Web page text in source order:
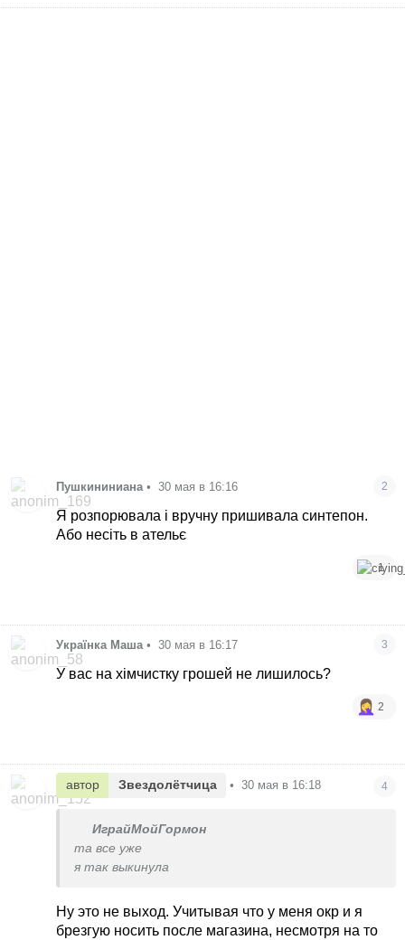
Пушкининиана • 30 мая в 16:16 2
Я розпорювала і вручну пришивала синтепон.
Або несіть в ательє
1
Українка Маша • 30 мая в 16:17 3
У вас на хімчистку грошей не лишилось?
2
автор Звездолётчица • 30 мая в 16:18 4
ИграйМойГормон
та все уже
я так выкинула
Ну это не выход. Учитывая что у меня окр и я
брезгую носить после магазина, несмотря на то